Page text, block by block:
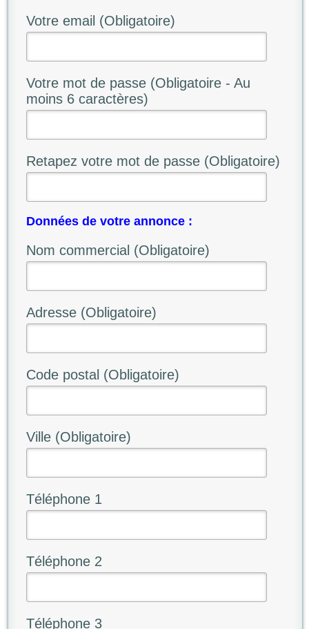
Votre email (Obligatoire)
Votre mot de passe (Obligatoire - Au
moins 6 caractères)
Retapez votre mot de passe (Obligatoire)
Données de votre annonce :
Nom commercial (Obligatoire)
Adresse (Obligatoire)
Code postal (Obligatoire)
Ville (Obligatoire)
Téléphone 1
Téléphone 2
Téléphone 3